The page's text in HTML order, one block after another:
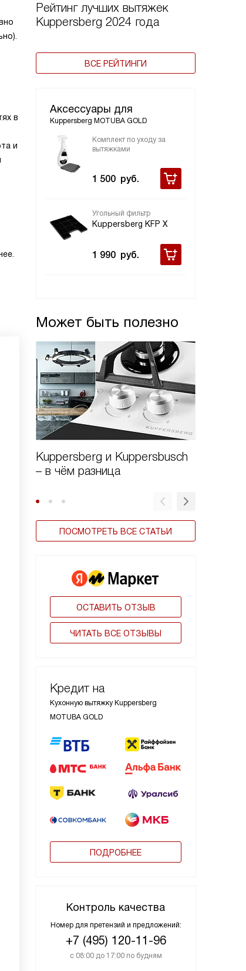
Рейтинг лучших вытяжек
Kuppersberg 2024 года
ВСЕ РЕЙТИНГИ
Аксессуары для
Kuppersberg MOTUBA GOLD
Комплект по уходу за
вытяжками
1 500 руб.
Угольный фильтр
Kuppersberg KFP X
1 990 руб.
Может быть полезно
Kuppersberg и Kuppersbusch
– в чём разница
ПОСМОТРЕТЬ ВСЕ СТАТЬИ
ОСТАВИТЬ ОТЗЫВ
ЧИТАТЬ ВСЕ ОТЗЫВЫ
Кредит на
Кухонную вытяжку Kuppersberg
MOTUBA GOLD
ПОДРОБНЕЕ
Контроль качества
Номер для претензий и предложений:
+7 (495) 120-11-96
с 08:00 до 17:00 по будням
в
и